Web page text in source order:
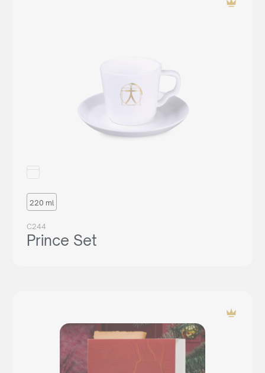
220 ml
C244
Prince Set